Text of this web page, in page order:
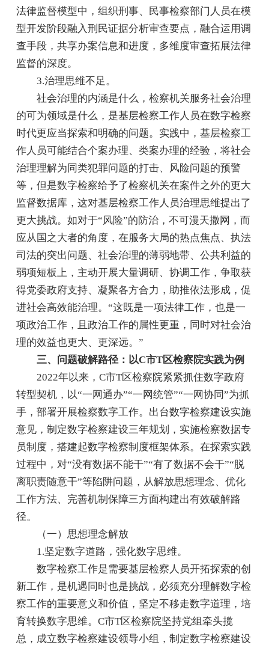
法律监督模型中，组织刑事、民事检察部门人员在模
型开发阶段融入刑民证据分析审查要点，融合运用调
查手段，共享办案信息和进度，多维度审查拓展法律
监督的深度。
3.治理思维不足。
社会治理的内涵是什么，检察机关服务社会治理
的可为领域是什么，是基层检察工作人员在数字检察
时代更应当探索和明确的问题。实践中，基层检察工
作人员可能结合个案办理、类案办理的经验，将社会
治理理解为同类犯罪问题的打击、风险问题的预警
等，但是数字检察给予了检察机关在案件之外的更大
监督数据库，这对基层检察工作人员治理思维提出了
更大挑战。如对于“风险”的防治，不可漫天撒网，而
应从国之大者的角度，在服务大局的热点焦点、执法
司法的突出问题、社会治理的薄弱地带、公共利益的
弱项短板上，主动开展大量调研、协调工作，争取获
得党委政府支持、凝聚各方合力，助推依法形成，促
进社会高效能治理。“这既是一项法律工作，也是一
项政治工作，且政治工作的属性更重，同时对社会治
理的效益也更大、更深远。”
三、问题破解路径：以C市T区检察院实践为例
2022年以来，C市T区检察院紧紧抓住数字政府
转型契机，以“一网通办”“一网统管”“一网协同”为抓
手，部署开展检察数字工作。出台数字检察建设实施
意见，制定数字检察建设三年规划，实施检察数据专
员制度，搭建起数字检察制度框架体系。在探索实践
过程中，对“没有数据不能干”“有了数据不会干”“脱
离职责随意干”等陷阱问题，从解放思想理念、优化
工作方法、完善机制保障三方面构建出有效破解路
径。
（一）思想理念解放
1.坚定数字道路，强化数字思维。
数字检察工作是需要基层检察人员开拓探索的创
新工作，是机遇同时也是挑战，必须充分理解数字检
察工作的重要意义和价值，坚定不移走数字道理，培
育转换数字思维。C市T区检察院坚持党组牵头揽
总，成立数字检察建设领导小组，制定数字检察建设